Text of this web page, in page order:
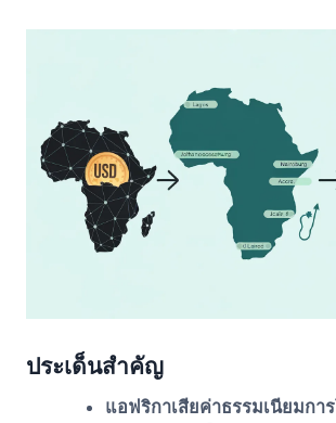
ประเด็นสำคัญ
แอฟริกาเสียค่าธรรมเนียมกา